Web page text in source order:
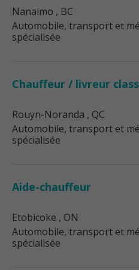
Nanaimo , BC
Automobile, transport et
spécialisée
Chauffeur / livreur
Rouyn-Noranda , QC
Automobile, transport et
spécialisée
Aide-chauffeur
Etobicoke , ON
Automobile, transport et
spécialisée